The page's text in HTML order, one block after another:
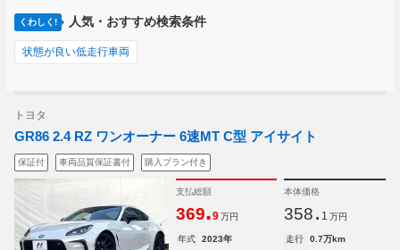
くわしく! 人気・おすすめ検索条件
状態が良い低走行車両
トヨタ
GR86 2.4 RZ ワンオーナー 6速MT C型 アイサイト
保証付 車両品質保証書付 購入プラン付き
支払総額
369.9 万円
本体価格
358. 1 万円
年式 2023年 走行
0.7万km